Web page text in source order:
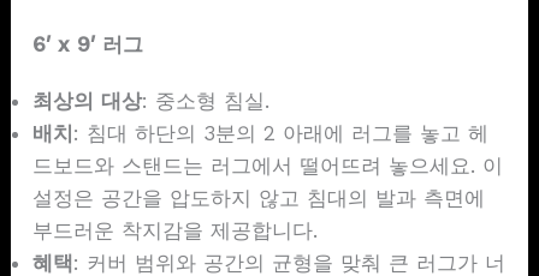
6′ x 9′ 러그
최상의 대상: 중소형 침실.
배치: 침대 하단의 3분의 2 아래에 러그를 놓고 헤
드보드와 스탠드는 러그에서 떨어뜨려 놓으세요. 이
설정은 공간을 압도하지 않고 침대의 발과 측면에
부드러운 착지감을 제공합니다.
혜택: 커버 범위와 공간의 균형을 맞춰 큰 러그가 너